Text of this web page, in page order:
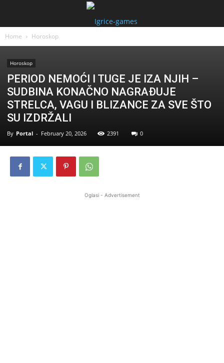
Home Horoskop
Horoskop
PERIOD NEMOĆI I TUGE JE IZA NJIH –
SUDBINA KONAČNO NAGRAĐUJE
STRELCA, VAGU I BLIZANCE ZA SVE ŠTO
SU IZDRŽALI
By Portal - February 20, 2026 2391 0
Oglasi - Advertisement